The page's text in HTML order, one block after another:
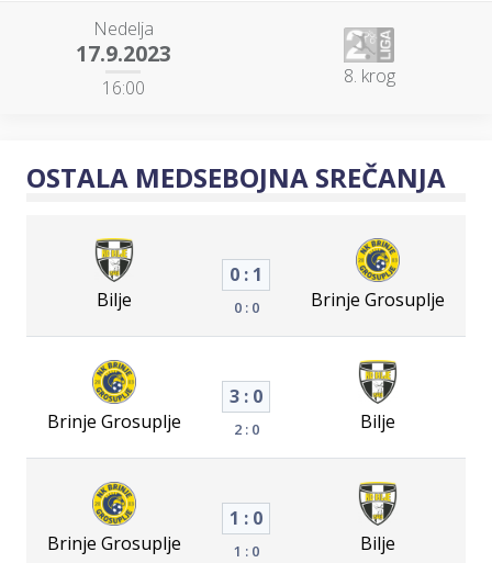
Nedelja
17.9.2023
16:00 8. krog
OSTALA MEDSEBOJNA SREČANJA
Bilje
0 : 1
0 : 0 Brinje Grosuplje
Brinje Grosuplje
3 : 0
2 : 0 Bilje
Brinje Grosuplje
1 : 0
1 : 0 Bilje